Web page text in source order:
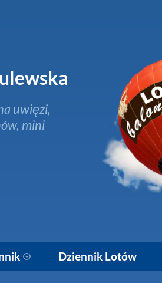
uwięzi,
mini
Dziennik Lotów